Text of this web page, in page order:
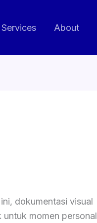
Services About
dokumentasi visual
momen personal